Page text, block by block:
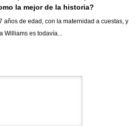
la mejor de la historia?
años de edad, con la maternidad a cuestas, y
Williams es todavía...